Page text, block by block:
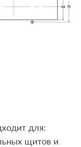
для:
щитов и